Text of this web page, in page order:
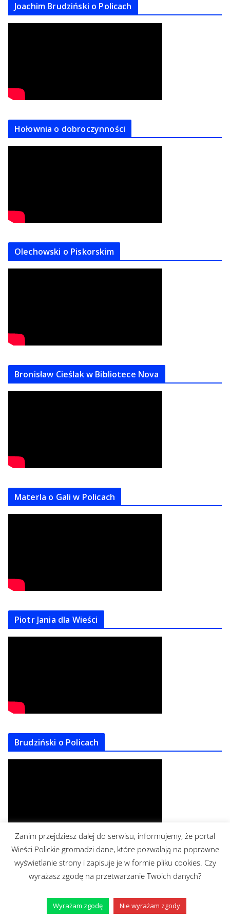
Joachim Brudziński o Policach
Hołownia o dobroczynności
Olechowski o Piskorskim
Bronisław Cieślak w Bibliotece Nova
Materla o Gali w Policach
Piotr Jania dla Wieści
Brudziński o Policach
Zanim przejdziesz dalej do serwisu, informujemy, że portal
Wieści Polickie gromadzi dane, które pozwalają na poprawne
wyświetlanie strony i zapisuje je w formie pliku cookies. Czy
wyrażasz zgodę na przetwarzanie Twoich danych?
Wyrażam zgodę Nie wyrażam zgody